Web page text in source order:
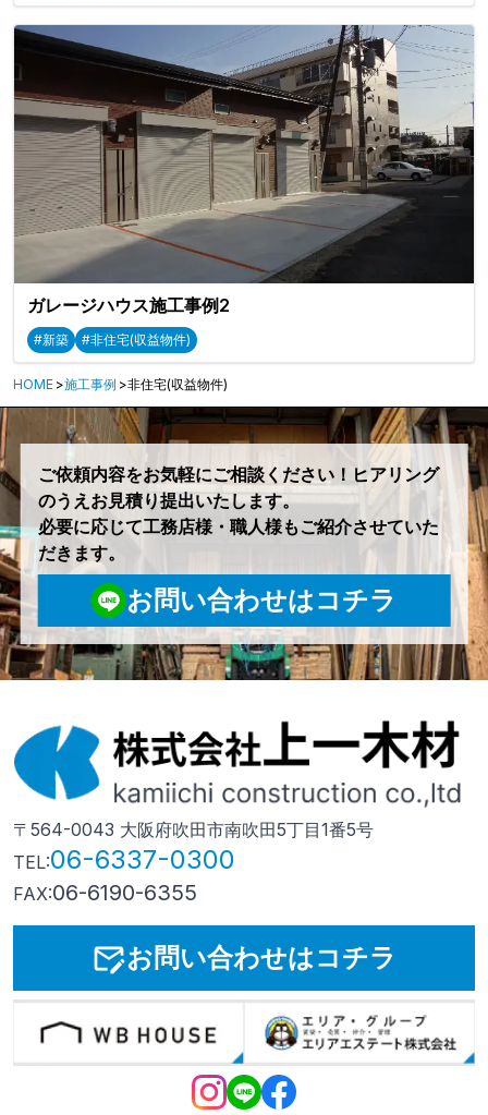
ガレージハウス施工事例2
#新築 #非住宅(収益物件)
HOME 施工事例 非住宅(収益物件)
ご依頼内容をお気軽にご相談ください！ヒアリング
のうえお見積り提出いたします。
必要に応じて工務店様・職人様もご紹介させていた
だきます。
お問い合わせはコチラ
〒564-0043 大阪府吹田市南吹田5丁目1番5号
TEL:06-6337-0300
FAX:06-6190-6355
お問い合わせはコチラ